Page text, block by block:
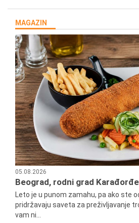
MAGAZIN
05.08.2026
Beograd, rodni grad
Leto je u punom zamahu, pa ako ste
pridržavaju saveta za preživljavanje
vam ni...